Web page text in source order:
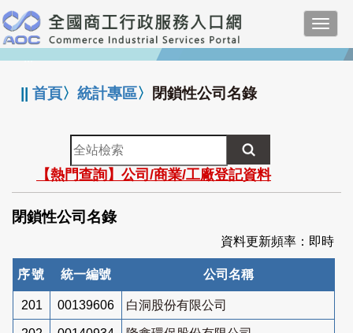
跳
到
主
要
:::
||首頁〉統計專區〉 閉鎖性公司名錄
全
站
檢
索
【熱門查詢】公司/商業/工廠登記資料
閉鎖性公司名錄
資料更新頻率：即時
序號 統一編號 公司名稱
201 00139606 白洞股份有限公司